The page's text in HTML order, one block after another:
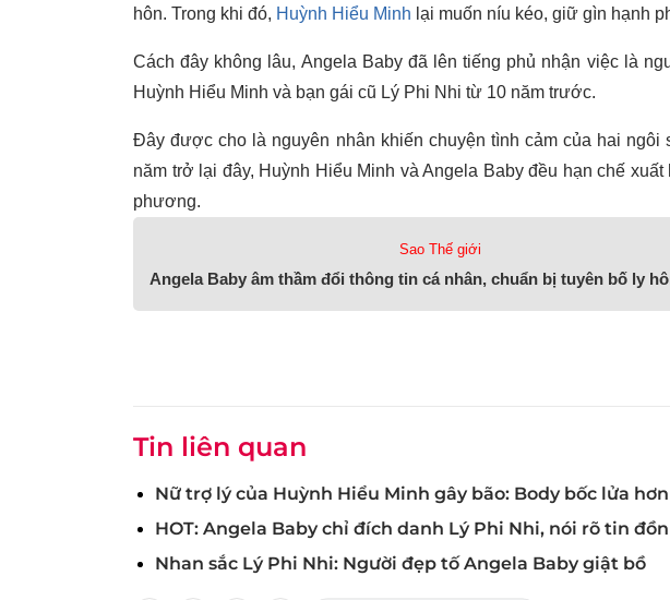
hôn. Trong khi đó, Huỳnh Hiểu Minh lại muốn níu kéo, giữ gìn hạnh
Cách đây không lâu, Angela Baby đã lên tiếng phủ nhận việc là
Huỳnh Hiểu Minh và bạn gái cũ Lý Phi Nhi từ 10 năm trước.
Đây được cho là nguyên nhân khiến chuyện tình cảm của hai ngôi
năm trở lại đây, Huỳnh Hiểu Minh và Angela Baby đều hạn chế
phương.
Sao Thế giới
Angela Baby âm thầm đổi thông tin cá nhân, chuẩn bị tuyên bố ly
Tin liên quan
Nữ trợ lý của Huỳnh Hiểu Minh gây bão: Body bốc lửa
HOT: Angela Baby chỉ đích danh Lý Phi Nhi, nói rõ tin
Nhan sắc Lý Phi Nhi: Người đẹp tố Angela Baby giật bồ